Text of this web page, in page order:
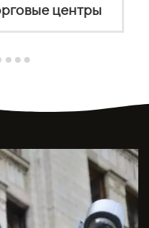
центры